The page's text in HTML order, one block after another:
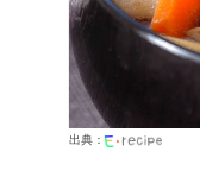
出典：